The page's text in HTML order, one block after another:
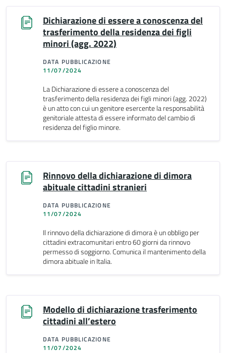
Dichiarazione di essere a conoscenza del
trasferimento della residenza dei figli
minori (agg. 2022)
DATA PUBBLICAZIONE
11/07/2024
La Dichiarazione di essere a conoscenza del
trasferimento della residenza dei figli minori (agg. 2022)
è un atto con cui un genitore esercente la responsabilità
genitoriale attesta di essere informato del cambio di
residenza del figlio minore.
Rinnovo della dichiarazione di dimora
abituale cittadini stranieri
DATA PUBBLICAZIONE
11/07/2024
Il rinnovo della dichiarazione di dimora è un obbligo per
cittadini extracomunitari entro 60 giorni da rinnovo
permesso di soggiorno. Comunica il mantenimento della
dimora abituale in Italia.
Modello di dichiarazione trasferimento
cittadini all’estero
DATA PUBBLICAZIONE
11/07/2024